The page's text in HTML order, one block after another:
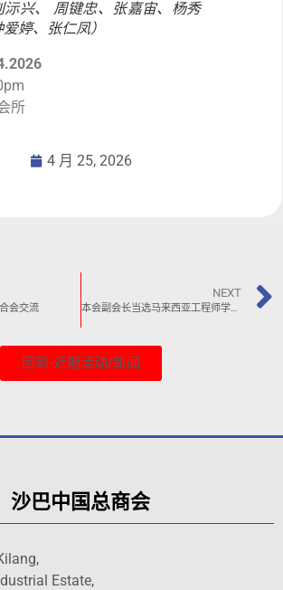
沶兴、 周键忠、张嘉宙、杨秀
婷、张仁凤）
所
4 月 25, 2026
会交流
NEXT
本会副会长当选马来西亚工程师学会（IEM）沙巴分会主席
回到-近期活动/新闻
沙巴中国总商会
Estate,